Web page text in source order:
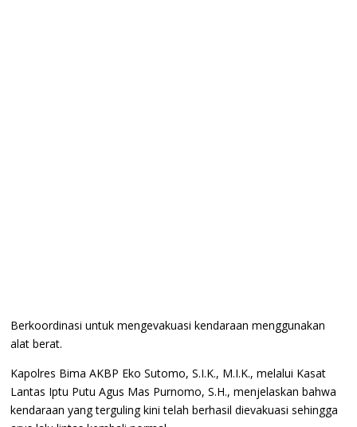
Berkoordinasi untuk mengevakuasi kendaraan menggunakan
alat berat.
Kapolres Bima AKBP Eko Sutomo, S.I.K., M.I.K., melalui Kasat
Lantas Iptu Putu Agus Mas Purnomo, S.H., menjelaskan bahwa
kendaraan yang terguling kini telah berhasil dievakuasi sehingga